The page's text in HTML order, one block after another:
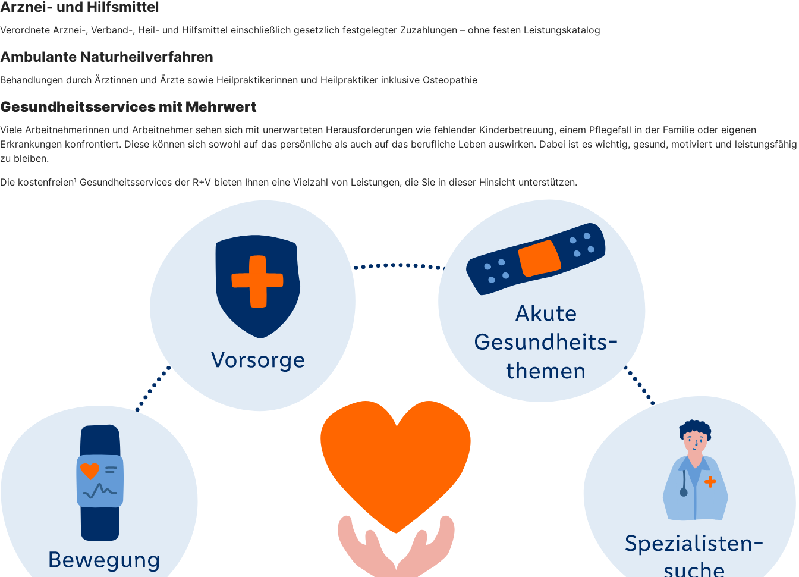
Arznei- und Hilfsmittel
Verordnete Arznei-, Verband-, Heil- und Hilfsmittel einschließlich gesetzlich festgelegter Zuzahlungen – ohne festen Leistungskatalog
Ambulante Naturheilverfahren
Behandlungen durch Ärztinnen und Ärzte sowie Heilpraktikerinnen und Heilpraktiker inklusive Osteopathie
Gesundheitsservices mit Mehrwert
Viele Arbeitnehmerinnen und Arbeitnehmer sehen sich mit unerwarteten Herausforderungen wie fehlender Kinderbetreuung, einem Pflegefall in der Familie oder eigenen
Erkrankungen konfrontiert. Diese können sich sowohl auf das persönliche als auch auf das berufliche Leben auswirken. Dabei ist es wichtig, gesund, motiviert und leistungsfähig
zu bleiben.
Die kostenfreien¹ Gesundheitsservices der R+V bieten Ihnen eine Vielzahl von Leistungen, die Sie in dieser Hinsicht unterstützen.